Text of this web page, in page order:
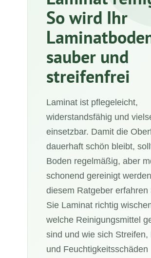
So wird Ihr
sauber und
streifenfrei
Laminat ist pflegeleicht,
widerstandsfähig und
einsetzbar. Damit die
dauerhaft schön bleibt,
Boden regelmäßig, aber
schonend gereinigt
diesem Ratgeber erfahren
Sie Laminat richtig
welche Reinigungsmittel
sind und wie sich Streifen,
und Feuchtigkeitsschäden